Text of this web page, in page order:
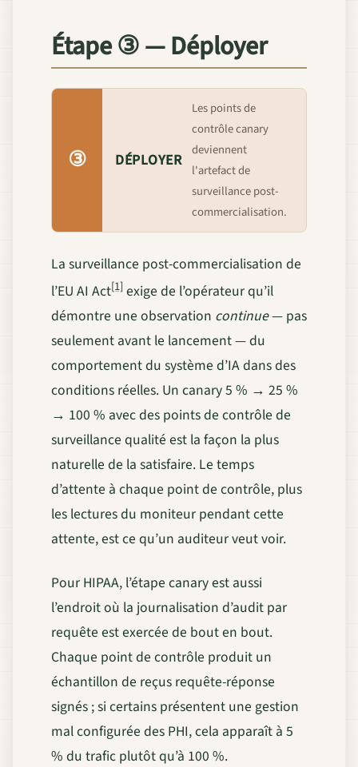
Étape ③ — Déployer
③ DÉPLOYER
Les points de
contrôle canary
deviennent
l'artefact de
surveillance post-
commercialisation.
La surveillance post-commercialisation de
l’EU AI Act[1] exige de l’opérateur qu’il
démontre une observation continue— pas
seulement avant le lancement — du
comportement du système d’IA dans des
conditions réelles. Un canary 5 % → 25 %
→ 100 % avec des points de contrôle de
surveillance qualité est la façon la plus
naturelle de la satisfaire. Le temps
d’attente à chaque point de contrôle, plus
les lectures du moniteur pendant cette
attente, est ce qu’un auditeur veut voir.
Pour HIPAA, l’étape canary est aussi
l’endroit où la journalisation d’audit par
requête est exercée de bout en bout.
Chaque point de contrôle produit un
échantillon de reçus requête-réponse
signés ; si certains présentent une gestion
mal configurée des PHI, cela apparaît à 5
% du trafic plutôt qu’à 100 %.